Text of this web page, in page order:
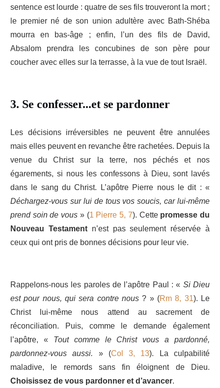
sentence est lourde : quatre de ses fils trouveront la mort ;
le premier né de son union adultère avec Bath-Shéba
mourra en bas-âge ; enfin, l’un des fils de David,
Absalom prendra les concubines de son père pour
coucher avec elles sur la terrasse, à la vue de tout Israël.
3. Se confesser...et se pardonner
Les décisions irréversibles ne peuvent être annulées
mais elles peuvent en revanche être rachetées. Depuis la
venue du Christ sur la terre, nos péchés et nos
égarements, si nous les confessons à Dieu, sont lavés
dans le sang du Christ. L’apôtre Pierre nous le dit : «
Déchargez-vous sur lui de tous vos soucis, car lui-même
prend soin de vous » (1 Pierre 5, 7). Cette promesse du
Nouveau Testamentn’est pas seulement réservée à
ceux qui ont pris de bonnes décisions pour leur vie.
Rappelons-nous les paroles de l’apôtre Paul : « Si Dieu
est pour nous, qui sera contre nous ? » (Rm 8, 31). Le
Christ lui-même nous attend au sacrement de
réconciliation. Puis, comme le demande également
l’apôtre, « Tout comme le Christ vous a pardonné,
pardonnez-vous aussi. » (Col 3, 13). La culpabilité
maladive, le remords sans fin éloignent de Dieu.
Choisissez de vous pardonner et d’avancer.